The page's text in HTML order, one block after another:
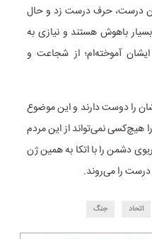
درست، حرف درست زد و حال
باهوش هستند و نیازی به
آموخته‌ام؛ از شجاعت و
را دوست دارند و این موضوع
هیچ‌کسی نمی‌تواند از این مردم
دشمن را با اتکا به همین ژن
درست را می‌روند.
اتحاد جنگ